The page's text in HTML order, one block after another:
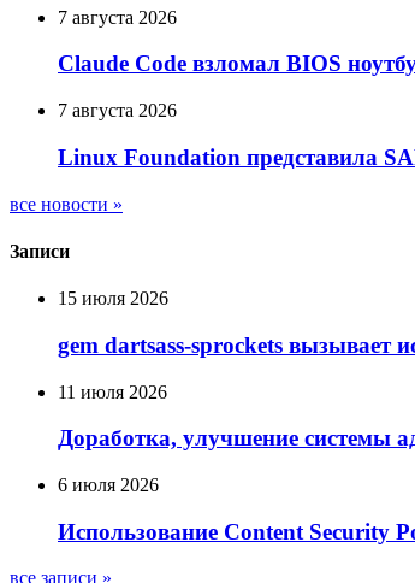
7 августа 2026
Claude Code взломал BIOS
7 августа 2026
Linux Foundation представила
все новости »
Записи
15 июля 2026
gem dartsass-sprockets вызывает
11 июля 2026
Доработка, улучшение системы
6 июля 2026
Использование Сontent Security
все записи »